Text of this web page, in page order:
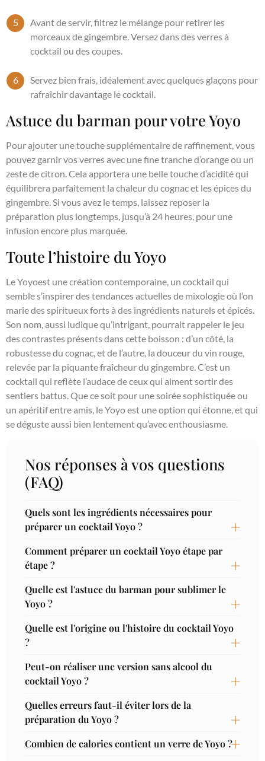
Avant de servir, filtrez le mélange pour retirer les
morceaux de gingembre. Versez dans des verres à
cocktail ou des coupes.
Servez bien frais, idéalement avec quelques glaçons pour
rafraîchir davantage le cocktail.
Astuce du barman pour votre Yoyo
Pour ajouter une touche supplémentaire de raffinement, vous
pouvez garnir vos verres avec une fine tranche d’orange ou un
zeste de citron. Cela apportera une belle touche d’acidité qui
équilibrera parfaitement la chaleur du cognac et les épices du
gingembre. Si vous avez le temps, laissez reposer la
préparation plus longtemps, jusqu’à 24 heures, pour une
infusion encore plus marquée.
Toute l’histoire du Yoyo
Le Yoyoest une création contemporaine, un cocktail qui
semble s’inspirer des tendances actuelles de mixologie où l’on
marie des spiritueux forts à des ingrédients naturels et épicés.
Son nom, aussi ludique qu’intrigant, pourrait rappeler le jeu
des contrastes présents dans cette boisson : d’un côté, la
robustesse du cognac, et de l’autre, la douceur du vin rouge,
relevée par la piquante fraîcheur du gingembre. C’est un
cocktail qui reflète l’audace de ceux qui aiment sortir des
sentiers battus. Que ce soit pour une soirée sophistiquée ou
un apéritif entre amis, le Yoyo est une option qui étonne, et qui
se déguste aussi bien lentement qu’avec enthousiasme.
Nos réponses à vos questions
(FAQ)
Quels sont les ingrédients nécessaires pour
préparer un cocktail Yoyo ?
Comment préparer un cocktail Yoyo étape par
étape ?
Quelle est l'astuce du barman pour sublimer le
Yoyo ?
Quelle est l'origine ou l'histoire du cocktail Yoyo
?
Peut-on réaliser une version sans alcool du
cocktail Yoyo ?
Quelles erreurs faut-il éviter lors de la
préparation du Yoyo ?
Combien de calories contient un verre de Yoyo ?